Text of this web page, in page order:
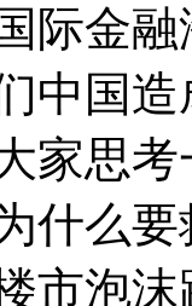
际金
中国
家思
什么
市泡